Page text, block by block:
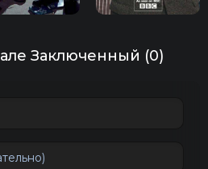
Заключенный (0)